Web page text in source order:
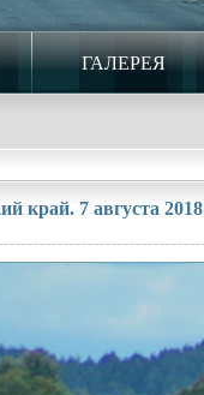
ГАЛЕРЕЯ
край. 7 августа